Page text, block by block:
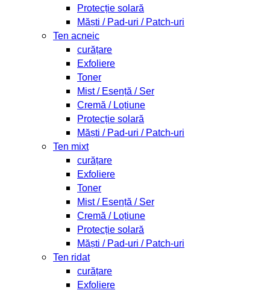
Protecție solară
Măști / Pad-uri / Patch-uri
Ten acneic
curățare
Exfoliere
Toner
Mist / Esență / Ser
Cremă / Loțiune
Protecție solară
Măști / Pad-uri / Patch-uri
Ten mixt
curățare
Exfoliere
Toner
Mist / Esență / Ser
Cremă / Loțiune
Protecție solară
Măști / Pad-uri / Patch-uri
Ten ridat
curățare
Exfoliere